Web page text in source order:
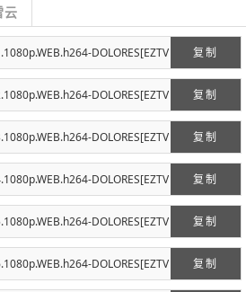
云
复制
DOLORES[EZTV
复制
DOLORES[EZTV
复制
DOLORES[EZTV
复制
DOLORES[EZTV
复制
DOLORES[EZTV
复制
DOLORES[EZTV